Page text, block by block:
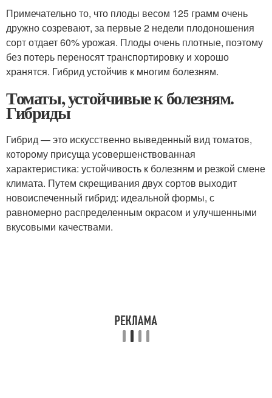
Примечательно то, что плоды весом 125 грамм очень
дружно созревают, за первые 2 недели плодоношения
сорт отдает 60% урожая. Плоды очень плотные, поэтому
без потерь переносят транспортировку и хорошо
хранятся. Гибрид устойчив к многим болезням.
Томаты, устойчивые к болезням.
Гибриды
Гибрид — это искусственно выведенный вид томатов,
которому присуща усовершенствованная
характеристика: устойчивость к болезням и резкой смене
климата. Путем скрещивания двух сортов выходит
новоиспеченный гибрид: идеальной формы, с
равномерно распределенным окрасом и улучшенными
вкусовыми качествами.